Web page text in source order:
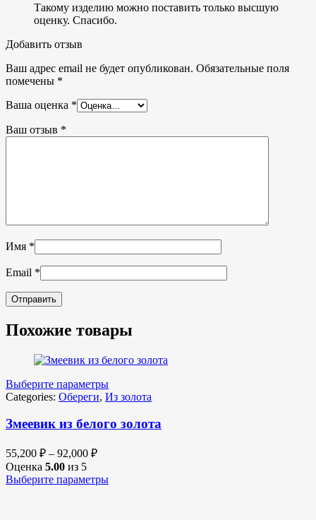
Такому изделию можно поставить только высшую
оценку. Спасибо.
Добавить отзыв
Ваш адрес email не будет опубликован. Обязательные поля
помечены *
Ваша оценка *
Ваш отзыв *
Имя *
Email *
Похожие товары
Выберите параметры
Categories: Обереги, Из золота
Змеевик из белого золота
55,200 ₽ – 92,000 ₽
Оценка 5.00 из 5
Выберите параметры